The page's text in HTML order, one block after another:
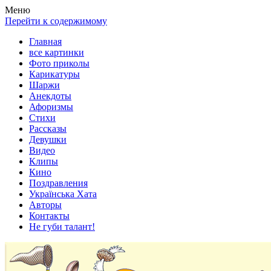
Весела хата — прикольные картинки, смешные истории, клипы!
Покажем всем ваши фото приколы, карикатуры, шаржи, стихи,
Меню
Перейти к содержимому
Главная
все картинки
Фото приколы
Карикатуры
Шаржи
Анекдоты
Афоризмы
Стихи
Рассказы
Девушки
Видео
Клипы
Кино
Поздравления
Українська Хата
Авторы
Контакты
Не губи талант!